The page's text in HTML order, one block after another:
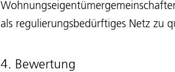
als regulierungsbedürftiges Netz zu
4. Bewertung